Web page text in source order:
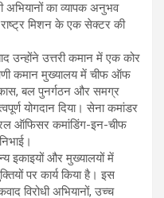
अभियानों का व्यापक अनुभव
मिशन के एक सेक्टर की
उन्होंने उत्तरी कमान में एक कोर
कमान मुख्यालय में चीफ ऑफ
बल पुनर्गठन और समग्र
योगदान दिया। सेना कमांडर
ऑफिसर कमांडिंग-इन-चीफ
इकाइयों और मुख्यालयों में
पर कार्य किया है। इस
विरोधी अभियानों, उच्च